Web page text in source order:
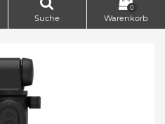
Suche
0
Warenkorb